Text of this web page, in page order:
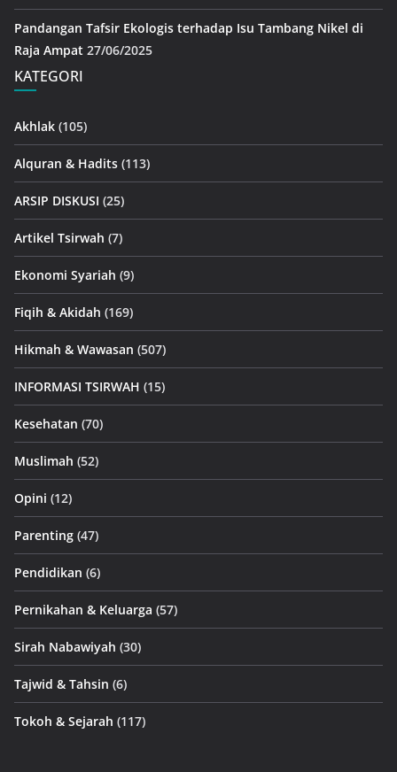
Pandangan Tafsir Ekologis terhadap Isu Tambang Nikel di
Raja Ampat 27/06/2025
KATEGORI
Akhlak (105)
Alquran & Hadits (113)
ARSIP DISKUSI (25)
Artikel Tsirwah (7)
Ekonomi Syariah (9)
Fiqih & Akidah (169)
Hikmah & Wawasan (507)
INFORMASI TSIRWAH (15)
Kesehatan (70)
Muslimah (52)
Opini (12)
Parenting (47)
Pendidikan (6)
Pernikahan & Keluarga (57)
Sirah Nabawiyah (30)
Tajwid & Tahsin (6)
Tokoh & Sejarah (117)